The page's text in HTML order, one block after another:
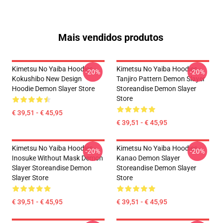
Mais vendidos produtos
Kimetsu No Yaiba Hoodies -
Kokushibo New Design
Hoodie Demon Slayer Store
€ 39,51 - € 45,95
-20%
Kimetsu No Yaiba Hoodies -
Tanjiro Pattern Demon Slayer
Storeandise Demon Slayer
Store
€ 39,51 - € 45,95
-20%
Kimetsu No Yaiba Hoodies -
Inosuke Without Mask Demon
Slayer Storeandise Demon
Slayer Store
€ 39,51 - € 45,95
-20%
Kimetsu No Yaiba Hoodies -
Kanao Demon Slayer
Storeandise Demon Slayer
Store
€ 39,51 - € 45,95
-20%